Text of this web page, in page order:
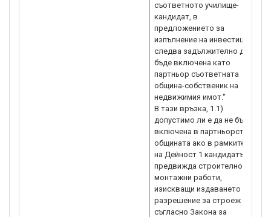
съответното училище-
кандидат, в
предложението за
изпълнение на инвестиция
следва задължително да
бъде включена като
партньор съответната
община-собственик на
недвижимия имот.“
В тази връзка, 1.1)
допустимо ли е да не бъде
включена в партньорство
общината ако в рамките
на Дейност 1 кандидатът
предвижда строително-
монтажни работи,
изискващи издаването на
разрешение за строеж
съгласно Закона за